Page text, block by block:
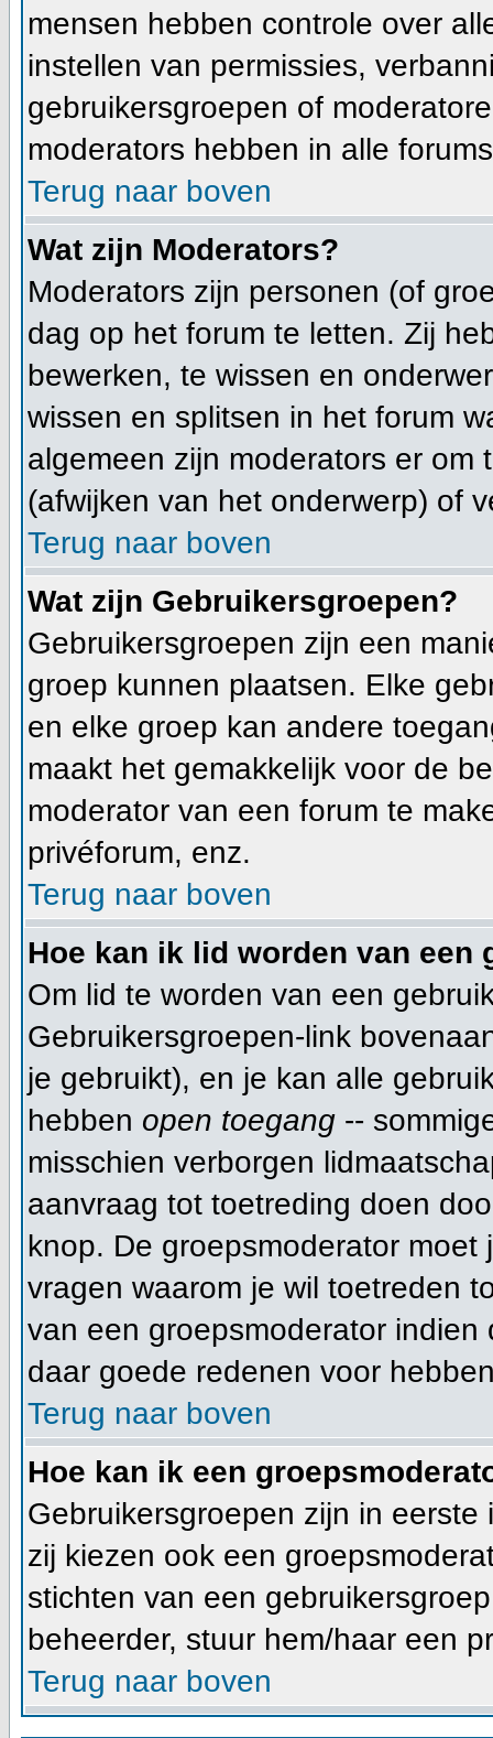
mensen hebben controle over
instellen van permissies,
gebruikersgroepen of
moderators hebben in alle
Terug naar boven
Wat zijn Moderators?
Moderators zijn personen (of
dag op het forum te letten. Zij
bewerken, te wissen en
wissen en splitsen in het forum
algemeen zijn moderators er
(afwijken van het onderwerp) of
Terug naar boven
Wat zijn Gebruikersgroepen?
Gebruikersgroepen zijn een
groep kunnen plaatsen. Elke
en elke groep kan andere
maakt het gemakkelijk voor de
moderator van een forum te
privéforum, enz.
Terug naar boven
Hoe kan ik lid worden van een
Om lid te worden van een
Gebruikersgroepen-link
je gebruikt), en je kan alle
hebben open toegang --
misschien verborgen
aanvraag tot toetreding doen
knop. De groepsmoderator
vragen waarom je wil toetreden
van een groepsmoderator
daar goede redenen voor
Terug naar boven
Hoe kan ik een
Gebruikersgroepen zijn in
zij kiezen ook een
stichten van een
beheerder, stuur hem/haar een
Terug naar boven